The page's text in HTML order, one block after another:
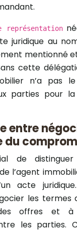
représentation
juridique au
mentionné
cette
n’a pas
parties pour
entre
du
de
l’agent
acte
les termes
offres et à
les parties.